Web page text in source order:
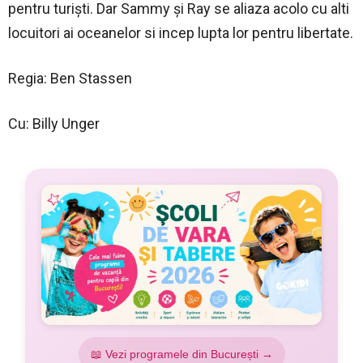
pentru turişti. Dar Sammy şi Ray se aliaza acolo cu alti
locuitori ai oceanelor si incep lupta lor pentru libertate.
Regia: Ben Stassen
Cu: Billy Unger
📖 Vezi programele din București →